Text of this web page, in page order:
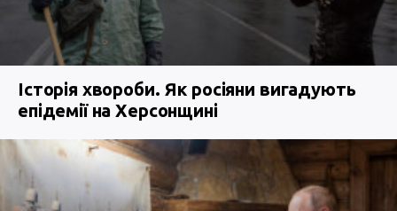
Історія хвороби. Як росіяни вигадують
епідемії на Херсонщині